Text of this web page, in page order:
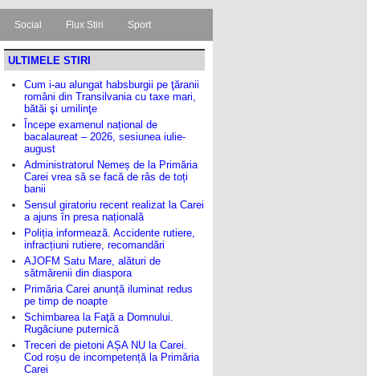
Social Flux Stiri Sport
ULTIMELE STIRI
Cum i-au alungat habsburgii pe ţăranii
români din Transilvania cu taxe mari,
bătăi şi umilinţe
Începe examenul național de
bacalaureat – 2026, sesiunea iulie-
august
Administratorul Nemeș de la Primăria
Carei vrea să se facă de râs de toți
banii
Sensul giratoriu recent realizat la Carei
a ajuns în presa națională
Poliția informează. Accidente rutiere,
infracțiuni rutiere, recomandări
AJOFM Satu Mare, alături de
sătmărenii din diaspora
Primăria Carei anunță iluminat redus
pe timp de noapte
Schimbarea la Faţă a Domnului.
Rugăciune puternică
Treceri de pietoni AȘA NU la Carei.
Cod roșu de incompetență la Primăria
Carei